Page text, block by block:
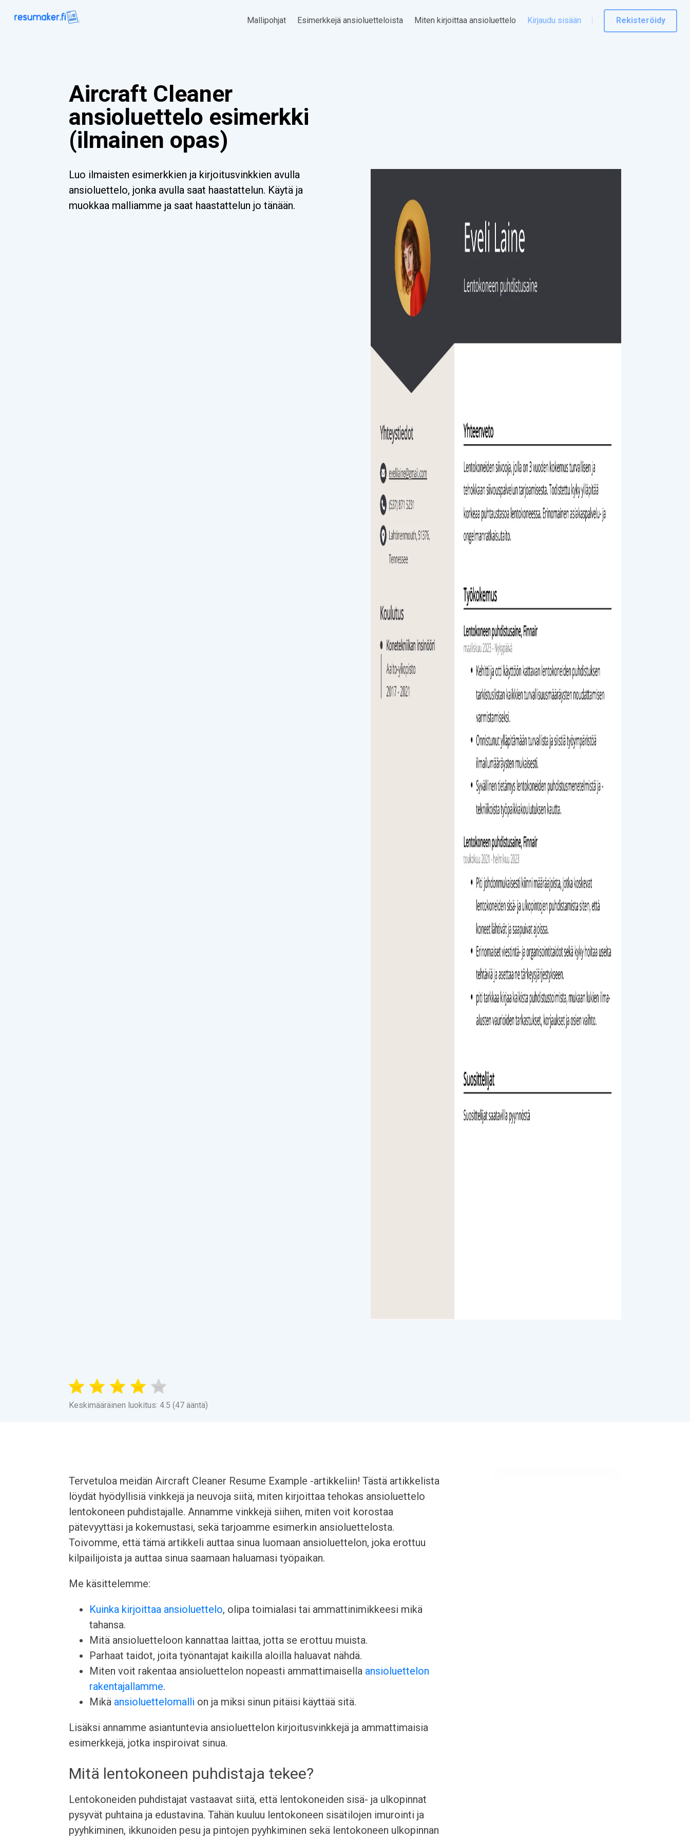
Mallipohjat Esimerkkejä ansioluetteloista Miten kirjoittaa ansioluettelo Kirjaudu sisään Rekisteröidy
Aircraft Cleaner
ansioluettelo esimerkki
(ilmainen opas)
Luo ilmaisten esimerkkien ja kirjoitusvinkkien avulla
ansioluettelo, jonka avulla saat haastattelun. Käytä ja
muokkaa malliamme ja saat haastattelun jo tänään.
Keskimääräinen luokitus: 4.5 (47 ääntä)
Tervetuloa meidän Aircraft Cleaner Resume Example -artikkeliin! Tästä artikkelista
löydät hyödyllisiä vinkkejä ja neuvoja siitä, miten kirjoittaa tehokas ansioluettelo
lentokoneen puhdistajalle. Annamme vinkkejä siihen, miten voit korostaa
pätevyyttäsi ja kokemustasi, sekä tarjoamme esimerkin ansioluettelosta.
Toivomme, että tämä artikkeli auttaa sinua luomaan ansioluettelon, joka erottuu
kilpailijoista ja auttaa sinua saamaan haluamasi työpaikan.
Me käsittelemme:
Kuinka kirjoittaa ansioluettelo, olipa toimialasi tai ammattinimikkeesi mikä
tahansa.
Mitä ansioluetteloon kannattaa laittaa, jotta se erottuu muista.
Parhaat taidot, joita työnantajat kaikilla aloilla haluavat nähdä.
Miten voit rakentaa ansioluettelon nopeasti ammattimaisella ansioluettelon
rakentajallamme.
Mikä ansioluettelomalli on ja miksi sinun pitäisi käyttää sitä.
Lisäksi annamme asiantuntevia ansioluettelon kirjoitusvinkkejä ja ammattimaisia
esimerkkejä, jotka inspiroivat sinua.
Mitä lentokoneen puhdistaja tekee?
Lentokoneiden puhdistajat vastaavat siitä, että lentokoneiden sisä- ja ulkopinnat
pysyvät puhtaina ja edustavina. Tähän kuuluu lentokoneen sisätilojen imurointi ja
pyyhkiminen, ikkunoiden pesu ja pintojen pyyhkiminen sekä lentokoneen ulkopinnan